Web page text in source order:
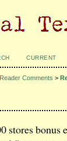
CURRENT
Reader Comments >
stores